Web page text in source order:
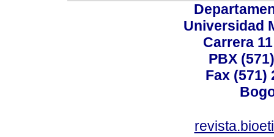
Universidad
Carrera
PBX
Fax (571)